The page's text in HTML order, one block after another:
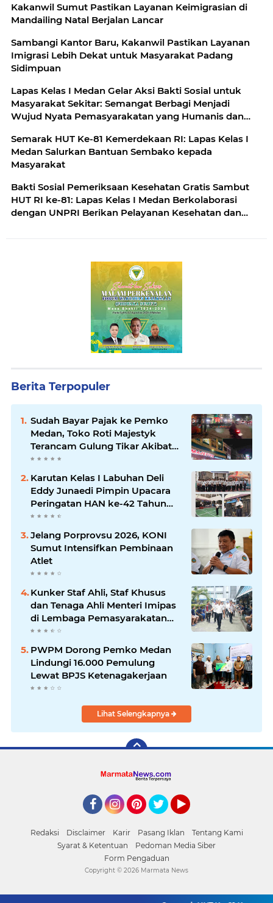
Kakanwil Sumut Pastikan Layanan Keimigrasian di
Mandailing Natal Berjalan Lancar
Sambangi Kantor Baru, Kakanwil Pastikan Layanan
Imigrasi Lebih Dekat untuk Masyarakat Padang
Sidimpuan
Lapas Kelas I Medan Gelar Aksi Bakti Sosial untuk
Masyarakat Sekitar: Semangat Berbagi Menjadi
Wujud Nyata Pemasyarakatan yang Humanis dan
Semarak HUT Ke-81 Kemerdekaan RI: Lapas Kelas I
Medan Salurkan Bantuan Sembako kepada
Masyarakat
Bakti Sosial Pemeriksaan Kesehatan Gratis Sambut
HUT RI ke-81: Lapas Kelas I Medan Berkolaborasi
dengan UNPRI Berikan Pelayanan Kesehatan dan
Berita Terpopuler
Sudah Bayar Pajak ke Pemko
Medan, Toko Roti Majestyk
Terancam Gulung Tikar Akibat
Akses Jalan Ditutup Pedagang
Angkringan
Karutan Kelas I Labuhan Deli
Eddy Junaedi Pimpin Upacara
Peringatan HAN ke-42 Tahun
2026
Jelang Porprovsu 2026, KONI
Sumut Intensifkan Pembinaan
Atlet
Kunker Staf Ahli, Staf Khusus
dan Tenaga Ahli Menteri Imipas
di Lembaga Pemasyarakatan
Kelas I Medan: Pelayanan Prima
Dipastikan Berjalan Optimal
PWPM Dorong Pemko Medan
Lindungi 16.000 Pemulung
Lewat BPJS Ketenagakerjaan
Lihat Selengkapnya
Redaksi Disclaimer Karir Pasang Iklan
Tentang Kami
Syarat & Ketentuan
Pedoman Media Siber
Form Pengaduan
Copyright © 2026 Marmata News